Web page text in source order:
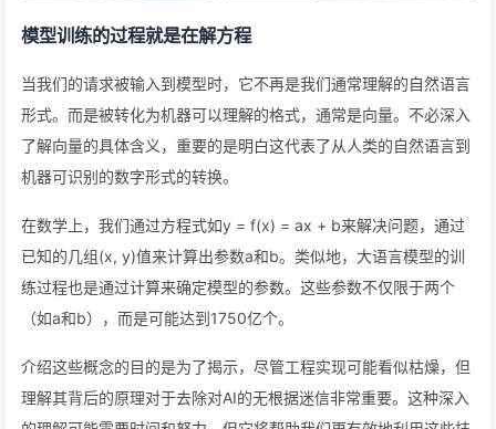
模型训练的过程就是在解方程
当我们的请求被输入到模型时，它不再是我们通常理解的自然语言
形式。而是被转化为机器可以理解的格式，通常是向量。不必深入
了解向量的具体含义，重要的是明白这代表了从人类的自然语言到
机器可识别的数字形式的转换。
在数学上，我们通过方程式如y = f(x) = ax + b来解决问题，通过
已知的几组(x, y)值来计算出参数a和b。类似地，大语言模型的训
练过程也是通过计算来确定模型的参数。这些参数不仅限于两个
（如a和b），而是可能达到1750亿个。
介绍这些概念的目的是为了揭示，尽管工程实现可能看似枯燥，但
理解其背后的原理对于去除对AI的无根据迷信非常重要。这种深入